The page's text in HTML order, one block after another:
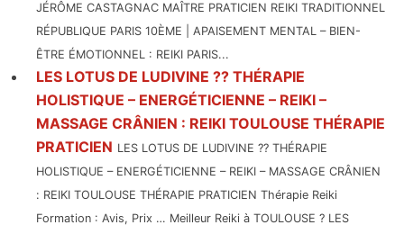
JÉRÔME CASTAGNAC MAÎTRE PRATICIEN REIKI TRADITIONNEL
RÉPUBLIQUE PARIS 10ÈME | APAISEMENT MENTAL – BIEN-
ÊTRE ÉMOTIONNEL : REIKI PARIS...
LES LOTUS DE LUDIVINE ?? THÉRAPIE
HOLISTIQUE – ENERGÉTICIENNE – REIKI –
MASSAGE CRÂNIEN : REIKI TOULOUSE THÉRAPIE
PRATICIEN LES LOTUS DE LUDIVINE ?? THÉRAPIE
HOLISTIQUE – ENERGÉTICIENNE – REIKI – MASSAGE CRÂNIEN
: REIKI TOULOUSE THÉRAPIE PRATICIEN Thérapie Reiki
Formation : Avis, Prix … Meilleur Reiki à TOULOUSE ? LES